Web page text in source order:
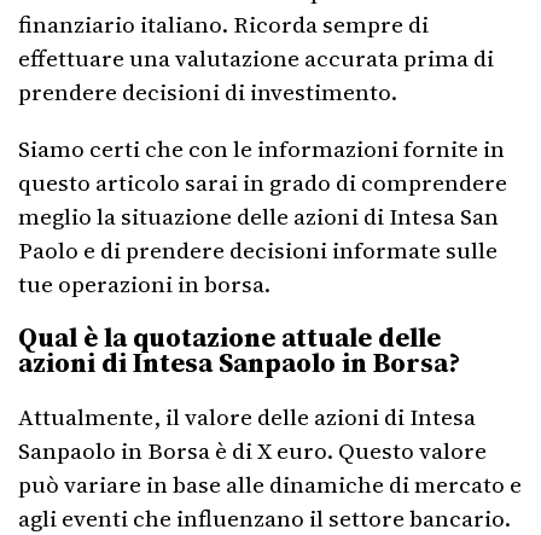
finanziario italiano. Ricorda sempre di
effettuare una valutazione accurata prima di
prendere decisioni di investimento.
Siamo certi che con le informazioni fornite in
questo articolo sarai in grado di comprendere
meglio la situazione delle azioni di Intesa San
Paolo e di prendere decisioni informate sulle
tue operazioni in borsa.
Qual è la quotazione attuale delle
azioni di Intesa Sanpaolo in Borsa?
Attualmente, il valore delle azioni di Intesa
Sanpaolo in Borsa è di X euro. Questo valore
può variare in base alle dinamiche di mercato e
agli eventi che influenzano il settore bancario.